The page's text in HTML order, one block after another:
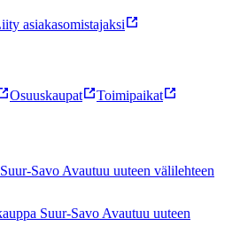
asiakasomistajaksi
Osuuskaupat Toimipaikat
Savo Avautuu uuteen välilehteen
Suur-Savo Avautuu uuteen